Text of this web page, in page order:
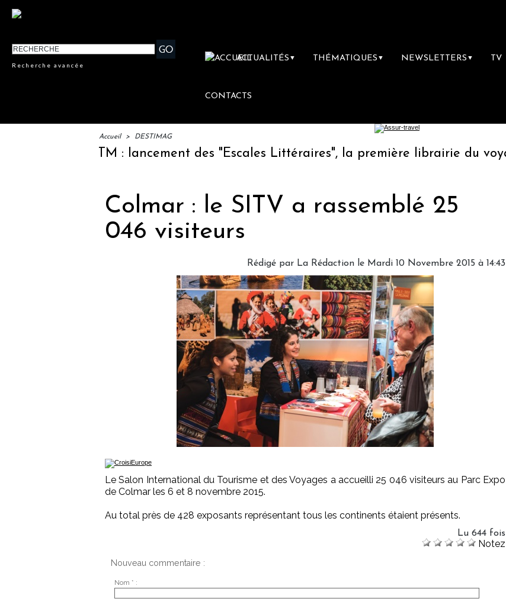
Recherche avancée
ACTUALITÉS ▼ THÉMATIQUES ▼ NEWSLETTERS ▼ TV
CONTACTS
Accueil > DESTIMAG
IFTM : lancement des "Escales Littéraires", la première librairie du voyage
Colmar : le SITV a rassemblé 25
046 visiteurs
Rédigé par La Rédaction le Mardi 10 Novembre 2015 à 14:43
Le Salon International du Tourisme et des Voyages a accueilli 25 046 visiteurs au Parc Expo
de Colmar les 6 et 8 novembre 2015.
Au total près de 428 exposants représentant tous les continents étaient présents.
Lu 644 fois
Notez
Nouveau commentaire :
Nom * :